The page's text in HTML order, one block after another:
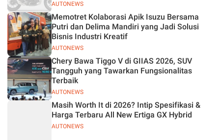
AUTONEWS
AUTONEWS
Memotret Kolaborasi Apik Isuzu Bersama
Putri dan Delima Mandiri yang Jadi Solusi
Bisnis Industri Kreatif
AUTONEWS
Chery Bawa Tiggo V di GIIAS 2026, SUV
Tangguh yang Tawarkan Fungsionalitas
Terbaik
AUTONEWS
Masih Worth It di 2026? Intip Spesifikasi &
Harga Terbaru All New Ertiga GX Hybrid